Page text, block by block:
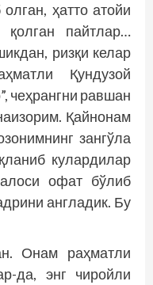
ҳатто атойи
пайтлар…
ризқи келар
Қундузой
чеҳрангни равшан
Қайнонам
зангўла
кулардилар
офат бўлиб
англадик. Бу
Онам раҳматли
да, энг чиройли